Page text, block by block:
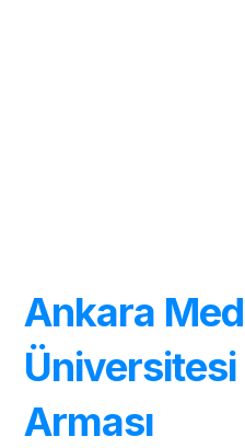
Ankara
Üniversitesi
Arması